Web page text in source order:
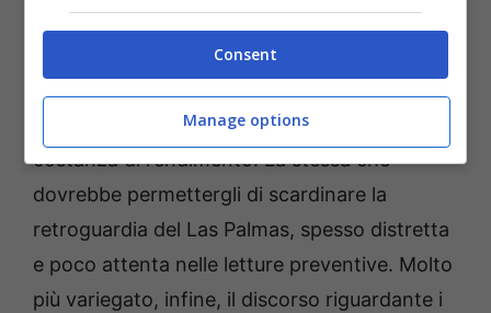
interpretata nel migliore dei modi
Atletico, Alvarezsi è contraddistinto per
con un XG dell’11,65) ma soprattutto per la
costanza di rendimento. La stessa che
dovrebbe permettergli di scardinare la
retroguardia del Las Palmas, spesso distretta
e poco attenta nelle letture preventive. Molto
più variegato, infine, il discorso riguardante i
Consent
Manage options